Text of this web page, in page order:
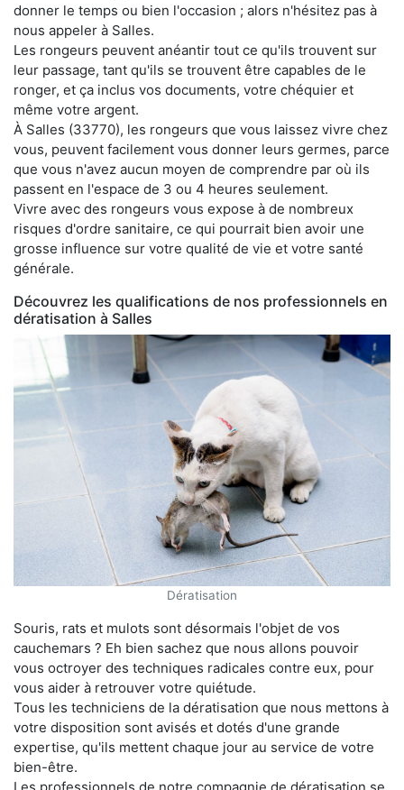
donner le temps ou bien l'occasion ; alors n'hésitez pas à
nous appeler à Salles.
Les rongeurs peuvent anéantir tout ce qu'ils trouvent sur
leur passage, tant qu'ils se trouvent être capables de le
ronger, et ça inclus vos documents, votre chéquier et
même votre argent.
À Salles (33770), les rongeurs que vous laissez vivre chez
vous, peuvent facilement vous donner leurs germes, parce
que vous n'avez aucun moyen de comprendre par où ils
passent en l'espace de 3 ou 4 heures seulement.
Vivre avec des rongeurs vous expose à de nombreux
risques d'ordre sanitaire, ce qui pourrait bien avoir une
grosse influence sur votre qualité de vie et votre santé
générale.
Découvrez les qualifications de nos professionnels en
dératisation à Salles
Dératisation
Souris, rats et mulots sont désormais l'objet de vos
cauchemars ? Eh bien sachez que nous allons pouvoir
vous octroyer des techniques radicales contre eux, pour
vous aider à retrouver votre quiétude.
Tous les techniciens de la dératisation que nous mettons à
votre disposition sont avisés et dotés d'une grande
expertise, qu'ils mettent chaque jour au service de votre
bien-être.